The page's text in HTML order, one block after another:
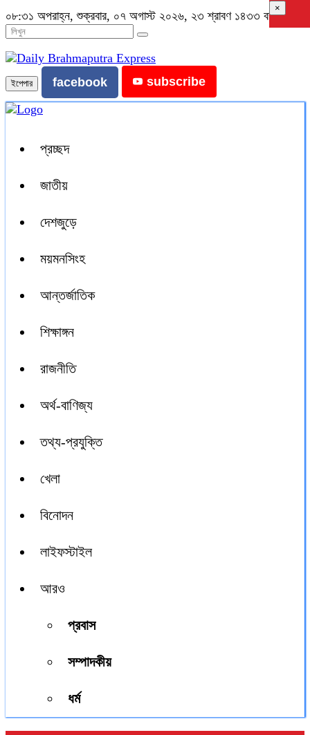
০৮:৩১ অপরাহ্ন, শুক্রবার, ০৭ অগাস্ট ২০২৬, ২৩ শ্রাবণ ১৪৩৩ বঙ্গাব্দ
ইপেপার facebook subscribe
প্রচ্ছদ
জাতীয়
দেশজুড়ে
ময়মনসিংহ
আন্তর্জাতিক
শিক্ষাঙ্গন
রাজনীতি
অর্থ-বাণিজ্য
তথ্য-প্রযুক্তি
খেলা
বিনোদন
লাইফস্টাইল
আরও
প্রবাস
সম্পাদকীয়
ধর্ম
×